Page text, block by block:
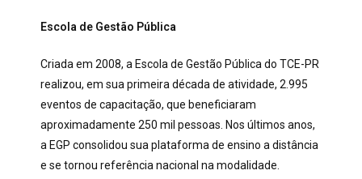
Escola de Gestão Pública
Criada em 2008, a Escola de Gestão Pública do TCE-PR
realizou, em sua primeira década de atividade, 2.995
eventos de capacitação, que beneficiaram
aproximadamente 250 mil pessoas. Nos últimos anos,
a EGP consolidou sua plataforma de ensino a distância
e se tornou referência nacional na modalidade.